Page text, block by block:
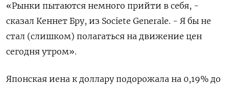
«Рынки пытаются немного прийти в себя, -
сказал Кеннет Бру, из Societe Generale. - Я бы не
стал (слишком) полагаться на движение цен
сегодня утром».
Японская иена к доллару подорожала на 0,19% до